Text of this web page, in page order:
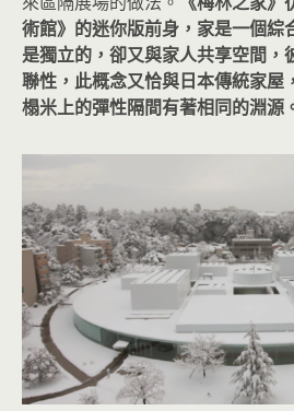
術館》的迷你版前身，家是一個綜
是獨立的，卻又與家人共享空間，
聯性，此概念又恰與日本傳統家屋
榻米上的彈性隔間有著相同的淵源